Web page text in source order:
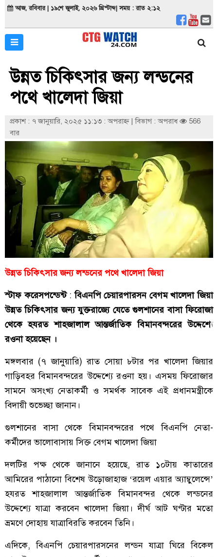
আজ, রবিবার | ১৯শে জুলাই, ২০২৬ খ্রিস্টাব্দ| সময় : রাত ২:১২
উন্নত চিকিৎসার জন্য লন্ডনের
পথে খালেদা জিয়া
প্রকাশ : ৭ জানুয়ারি, ২০২৫ ১১:১৩ : অপরাহ্ণ |বিভাগ : অপরাধ
566
বার
উন্নত চিকিৎসার জন্য লন্ডনের পথে খালেদা জিয়া
স্টাফ করেসপন্ডেন্ট:বিএনপি চেয়ারপারসন বেগম খালেদা জিয়া
উন্নত চিকিৎসার জন্য যুক্তরাজ্যে যেতে গুলশানের বাসা ফিরোজা
থেকে হযরত শাহজালাল আন্তর্জাতিক বিমানবন্দরের উদ্দেশ্যে
রওনা হয়েছেন ।
মঙ্গলবার (৭ জানুয়ারি) রাত সোয়া ৮টার পর খালেদা জিয়ার
গাড়িবহর বিমানবন্দরের উদ্দেশ্যে রওনা হয়। এসময় ফিরোজার
সামনে অসংখ্য নেতাকর্মী ও সমর্থক সাবেক এই প্রধানমন্ত্রীকে
বিদায়ী শুভেচ্ছা জানান।
গুলশানের বাসা থেকে বিমানবন্দরের পথে বিএনপি নেতা-
কর্মীদের ভালোবাসায় সিক্ত বেগম খালেদা জিয়া
দলটির পক্ষ থেকে জানানে হয়েছে, রাত ১০টায় কাতারের
আমিরের পাঠানো বিশেষ উড়োজাহাজ ‘রয়েল এয়ার অ্যাম্বুলেন্সে’
হযরত শাহজালাল আন্তর্জাতিক বিমানবন্দর থেকে লন্ডনের
উদ্দেশ্যে যাত্রা করবেন খালেদা জিয়া। দীর্ঘ আট ঘণ্টার মতো
ভ্রমণে দোহায় যাত্রাবিরতি করবেন তিনি।
এদিকে, বিএনপি চেয়ারপারসনের লন্ডন যাত্রা ঘিরে বিকেল